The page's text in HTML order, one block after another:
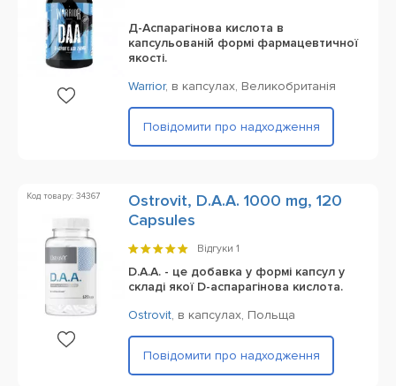
Д-Аспарагінова кислота в
капсульованій формі фармацевтичної
якості.
Warrior, в капсулах, Великобританія
Повідомити про надходження
Код товару: 34367
Ostrovit, D.A.A. 1000 mg, 120
Capsules
Відгуки 1
D.A.A. - це добавка у формі капсул у
складі якої D-аспарагінова кислота.
Ostrovit, в капсулах, Польща
Повідомити про надходження